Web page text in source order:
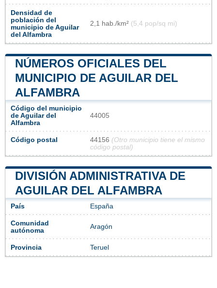
Densidad de
población del
municipio de Aguilar
del Alfambra
2,1 hab./km² (5,4 pop/sq mi)
NÚMEROS OFICIALES DEL
MUNICIPIO DE AGUILAR DEL
ALFAMBRA
Código del municipio
de Aguilar del
Alfambra
44005
Código postal 44156 (Otro municipio tiene el mismo
código postal)
DIVISIÓN ADMINISTRATIVA DE
AGUILAR DEL ALFAMBRA
País España
Comunidad
autónoma
Aragón
Provincia Teruel